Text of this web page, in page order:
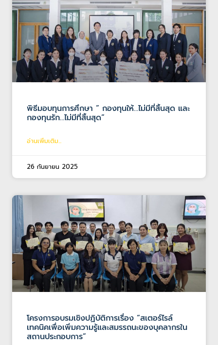
พิธีมอบทุนการศึกษา ” กองทุนให้…ไม่มีที่สิ้นสุด และ
กองทุนรัก…ไม่มีที่สิ้นสุด”
อ่านเพิ่มเติม...
26 กันยายน 2025
โครงการอบรมเชิงปฏิบัติการเรื่อง “สเตอร์ไรล์
เทคนิคเพื่อเพิ่มความรู้และสมรรถนะของบุคลากรใน
สถานประกอบการ”